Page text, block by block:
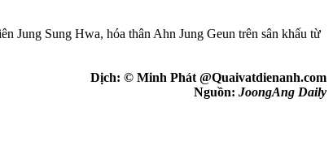
Jung Sung Hwa, hóa thân Ahn Jung Geun trên sân khấu từ
Dịch: © Minh Phát @Quaivatdienanh.com
Nguồn: JoongAng Daily